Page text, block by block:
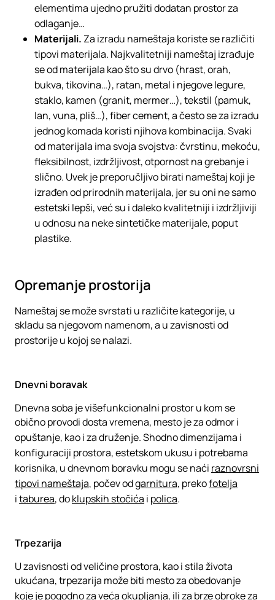
elementima ujedno pružiti dodatan prostor za
odlaganje…
Materijali. Za izradu nameštaja koriste se različiti
tipovi materijala. Najkvalitetniji nameštaj izrađuje
se od materijala kao što su drvo (hrast, orah,
bukva, tikovina…), ratan, metal i njegove legure,
staklo, kamen (granit, mermer…), tekstil (pamuk,
lan, vuna, pliš…), fiber cement, a često se za izradu
jednog komada koristi njihova kombinacija. Svaki
od materijala ima svoja svojstva: čvrstinu, mekoću,
fleksibilnost, izdržljivost, otpornost na grebanje i
slično. Uvek je preporučljivo birati nameštaj koji je
izrađen od prirodnih materijala, jer su oni ne samo
estetski lepši, već su i daleko kvalitetniji i izdržljiviji
u odnosu na neke sintetičke materijale, poput
plastike.
Opremanje prostorija
Nameštaj se može svrstati u različite kategorije, u
skladu sa njegovom namenom, a u zavisnosti od
prostorije u kojoj se nalazi.
Dnevni boravak
Dnevna soba je višefunkcionalni prostor u kom se
obično provodi dosta vremena, mesto je za odmor i
opuštanje, kao i za druženje. Shodno dimenzijama i
konfiguraciji prostora, estetskom ukusu i potrebama
korisnika, u dnevnom boravku mogu se naći raznovrsni
tipovi nameštaja, počev odgarnitura, prekofotelja
itaburea, doklupskih stočića i polica.
Trpezarija
U zavisnosti od veličine prostora, kao i stila života
ukućana, trpezarija može biti mesto za obedovanje
koje je pogodno za veća okupljanja, ili za brze obroke za